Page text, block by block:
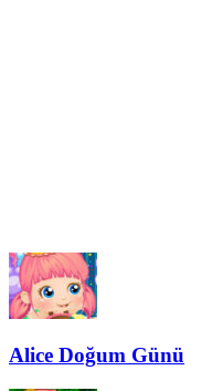
Alice Doğum Günü